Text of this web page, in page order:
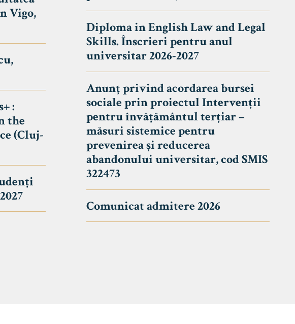
Vigo,
:
the
(Cluj-
Diploma in English Law and Legal
Skills. Înscrieri pentru anul
universitar 2026-2027
Anunț privind acordarea bursei
sociale prin proiectul Intervenții
pentru învățământul terțiar –
măsuri sistemice pentru
prevenirea și reducerea
abandonului universitar, cod SMIS
322473
Comunicat admitere 2026